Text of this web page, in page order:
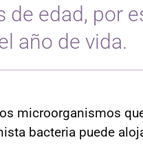
de edad, por
año de vida.
microorganismos
bacteria puede